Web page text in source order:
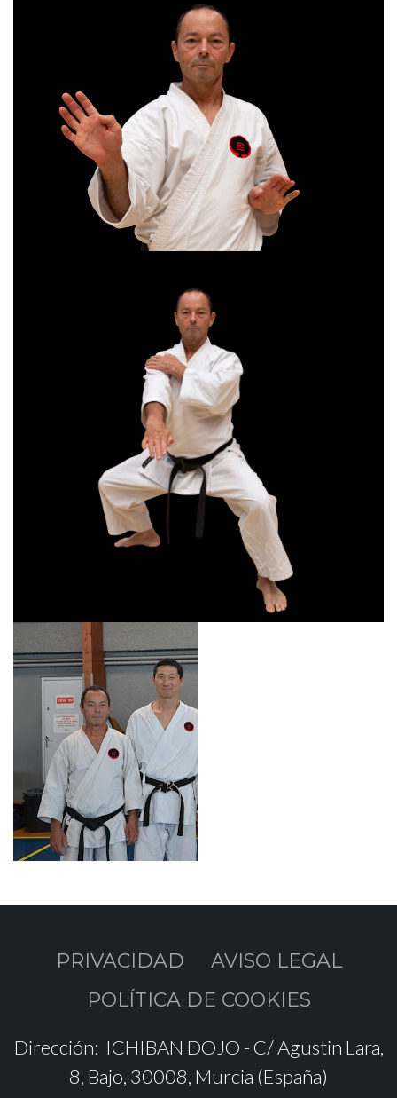
PRIVACIDAD
AVISO LEGAL
POLÍTICA DE COOKIES
Dirección: ICHIBAN DOJO - C/ Agustin Lara,
8, Bajo, 30008, Murcia (España)